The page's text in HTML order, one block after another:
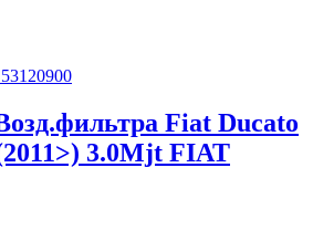
Fiat Ducato
3.0Mjt FIAT